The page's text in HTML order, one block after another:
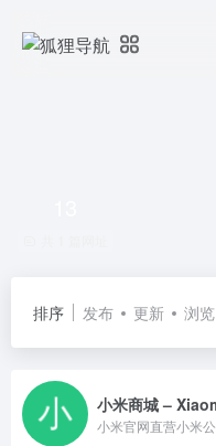
排序 发布 更新 浏览